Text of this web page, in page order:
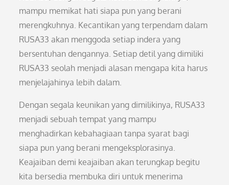
mampu memikat hati siapa pun yang berani
merengkuhnya. Kecantikan yang terpendam dalam
RUSA33 akan menggoda setiap indera yang
bersentuhan dengannya. Setiap detil yang dimiliki
RUSA33 seolah menjadi alasan mengapa kita harus
menjelajahinya lebih dalam.
Dengan segala keunikan yang dimilikinya, RUSA33
menjadi sebuah tempat yang mampu
menghadirkan kebahagiaan tanpa syarat bagi
siapa pun yang berani mengeksplorasinya.
Keajaiban demi keajaiban akan terungkap begitu
kita bersedia membuka diri untuk menerima